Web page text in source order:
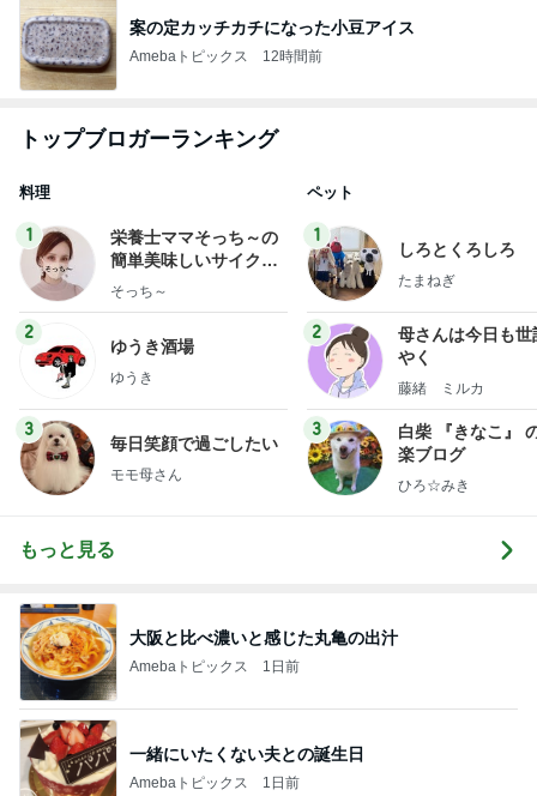
案の定カッチカチになった小豆アイス
Amebaトピックス 12時間前
トップブロガーランキング
料理
1
栄養士ママそっち～の
簡単美味しいサイクル
献立
そっち～
2
ゆうき酒場
ゆうき
3
毎日笑顔で過ごしたい
モモ母さん
ペット
1
しろとくろしろ
たまねぎ
2
母さんは今日も世
やく
藤緒 ミルカ
3
白柴 『きなこ』
楽ブログ
ひろ☆みき
もっと見る
大阪と比べ濃いと感じた丸亀の出汁
Amebaトピックス 1日前
一緒にいたくない夫との誕生日
Amebaトピックス 1日前